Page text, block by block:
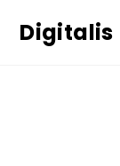
Digitalis